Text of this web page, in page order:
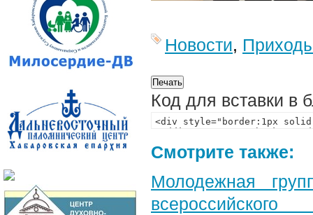
Новости,
Код для вставки в
Смотрите также:
Молодежная